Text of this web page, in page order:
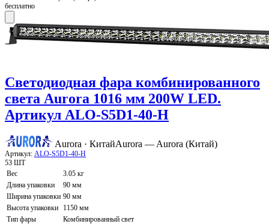
бесплатно
Светодиодная фара комбинированного
света Aurora 1016 мм 200W LED.
Артикул ALO-S5D1-40-H
Aurora · КитайAurora — Aurora (Китай)
Артикул: ALO-S5D1-40-H
53 ШТ
Вес
3.05 кг
Длина упаковки
90 мм
Ширина упаковки 90 мм
Высота упаковки
1150 мм
Тип фары
Комбинированный свет